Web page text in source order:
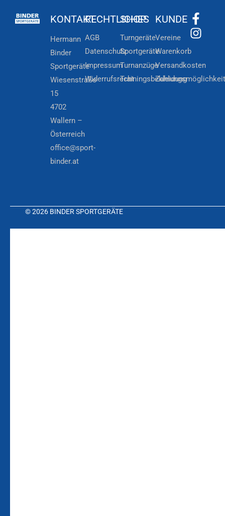
KONTAKT
Hermann
Binder
Sportgeräte
Wiesenstraße
15
4702
Wallern –
Österreich
office@sport-
binder.at
RECHTLICHES
AGB
Datenschutz
Impressum
Widerrufsrecht
SHOP
Turngeräte
Sportgeräte
Turnanzüge
Trainingsbekleidung
KUNDE
Vereine
Warenkorb
Versandkosten
© 2026 BINDER SPORTGERÄTE